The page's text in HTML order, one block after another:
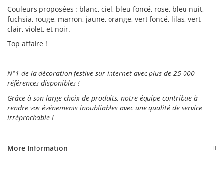
Couleurs proposées : blanc, ciel, bleu foncé, rose, bleu nuit,
fuchsia, rouge, marron, jaune, orange, vert foncé, lilas, vert
clair, violet, et noir.
Top affaire !
N°1 de la décoration festive sur internet avec plus de 25 000
références disponibles !
Grâce à son large choix de produits, notre équipe contribue à
rendre vos événements inoubliables avec une qualité de service
irréprochable !
More Information